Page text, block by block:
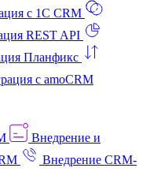
с 1C CRM
REST API
Планфикс
с amoCRM
Внедрение и
Внедрение CRM-